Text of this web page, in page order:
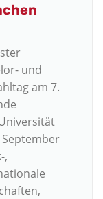
und
am 7.
,